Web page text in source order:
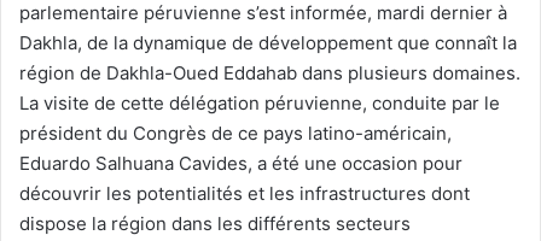
parlementaire péruvienne s’est informée, mardi dernier à
Dakhla, de la dynamique de développement que connaît la
région de Dakhla-Oued Eddahab dans plusieurs domaines.
La visite de cette délégation péruvienne, conduite par le
président du Congrès de ce pays latino-américain,
Eduardo Salhuana Cavides, a été une occasion pour
découvrir les potentialités et les infrastructures dont
dispose la région dans les différents secteurs